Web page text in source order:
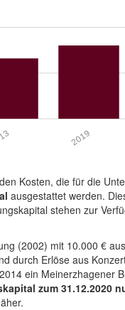
2019
Kosten, die für die
ausgestattet werden.
stehen zur
(2002) mit 10.000 €
durch Erlöse aus
ein Meinerzhagener
zum 31.12.2020